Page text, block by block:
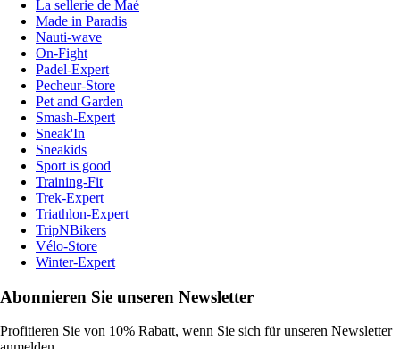
La sellerie de Maé
Made in Paradis
Nauti-wave
On-Fight
Padel-Expert
Pecheur-Store
Pet and Garden
Smash-Expert
Sneak'In
Sneakids
Sport is good
Training-Fit
Trek-Expert
Triathlon-Expert
TripNBikers
Vélo-Store
Winter-Expert
Abonnieren Sie unseren Newsletter
Profitieren Sie von 10% Rabatt, wenn Sie sich für unseren Newsletter